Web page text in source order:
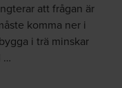
att frågan är
komma ner i
i trä minskar
…